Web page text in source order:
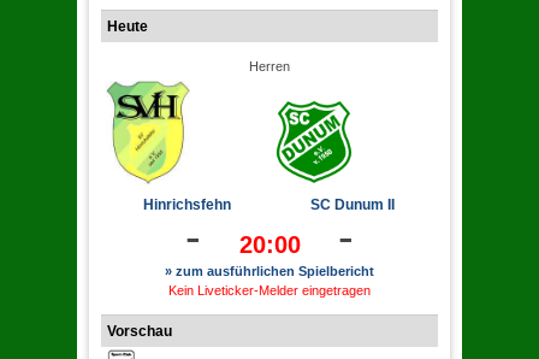
Heute
Herren
Hinrichsfehn SC Dunum II
- 20:00 -
» zum ausführlichen Spielbericht
Kein Liveticker-Melder eingetragen
Vorschau